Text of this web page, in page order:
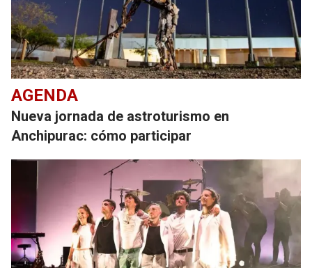
AGENDA
Nueva jornada de astroturismo en
Anchipurac: cómo participar